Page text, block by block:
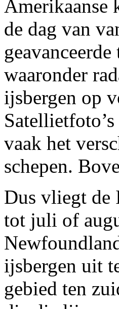
Amerikaanse
de dag van
waaronder
ijsbergen op
vaak het
schepen.
Dus vliegt de
tot juli of
ijsbergen uit
gebied ten